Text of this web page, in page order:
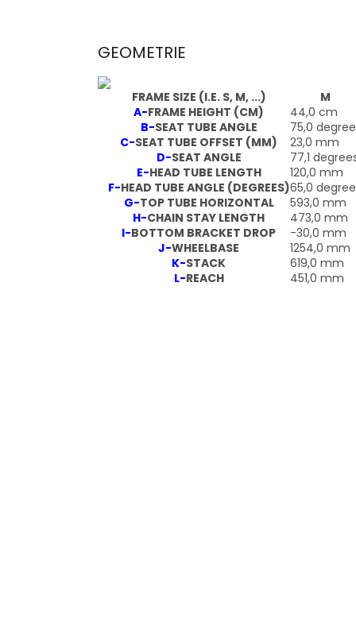
GEOMETRIE
FRAME SIZE (I.E. S, M, ...) M
A-FRAME HEIGHT (CM) 44,0 cm
B-SEAT TUBE ANGLE 75,0
C-SEAT TUBE OFFSET (MM) 23,0 mm
D-SEAT ANGLE 77,1
E-HEAD TUBE LENGTH 120,0 mm
F-HEAD TUBE ANGLE (DEGREES)65,0
G-TOP TUBE HORIZONTAL 593,0 mm
H-CHAIN STAY LENGTH 473,0 mm
I-BOTTOM BRACKET DROP -30,0 mm
J-WHEELBASE 1254,0 mm
K-STACK 619,0 mm
L-REACH 451,0 mm